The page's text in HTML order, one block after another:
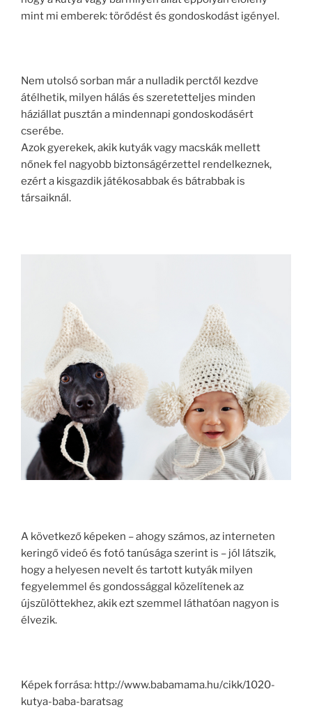
mint mi emberek: törődést és gondoskodást igényel.
Nem utolsó sorban már a nulladik perctől kezdve
átélhetik, milyen hálás és szeretetteljes minden
háziállat pusztán a mindennapi gondoskodásért
cserébe.
Azok gyerekek, akik kutyák vagy macskák mellett
nőnek fel nagyobb biztonságérzettel rendelkeznek,
ezért a kisgazdik játékosabbak és bátrabbak is
társaiknál.
A következő képeken – ahogy számos, az interneten
keringő videó és fotó tanúsága szerint is – jól látszik,
hogy a helyesen nevelt és tartott kutyák milyen
fegyelemmel és gondossággal közelítenek az
újszülöttekhez, akik ezt szemmel láthatóan nagyon is
élvezik.
Képek forrása: http://www.babamama.hu/cikk/1020-
kutya-baba-baratsag